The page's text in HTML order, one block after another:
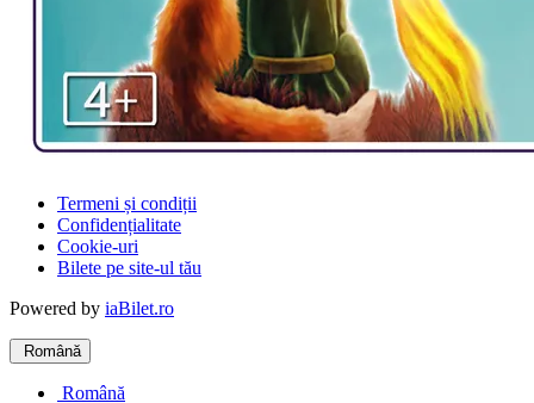
Termeni și condiții
Confidențialitate
Cookie-uri
Bilete pe site-ul tău
Powered by iaBilet.ro
Română
Română